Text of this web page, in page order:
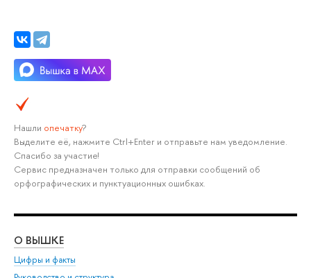
Нашли опечатку?
Выделите её, нажмите Ctrl+Enter и отправьте нам уведомление.
Спасибо за участие!
Сервис предназначен только для отправки сообщений об
орфографических и пунктуационных ошибках.
О ВЫШКЕ
Цифры и факты